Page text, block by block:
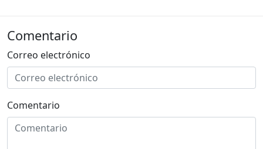
Comentario
Correo electrónico
Comentario